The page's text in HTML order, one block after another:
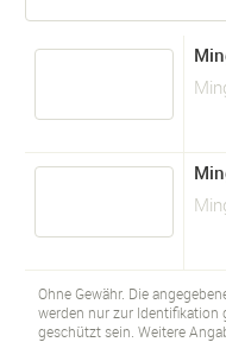
Ohne Gewähr. Die
werden nur zur
geschützt sein. Weitere